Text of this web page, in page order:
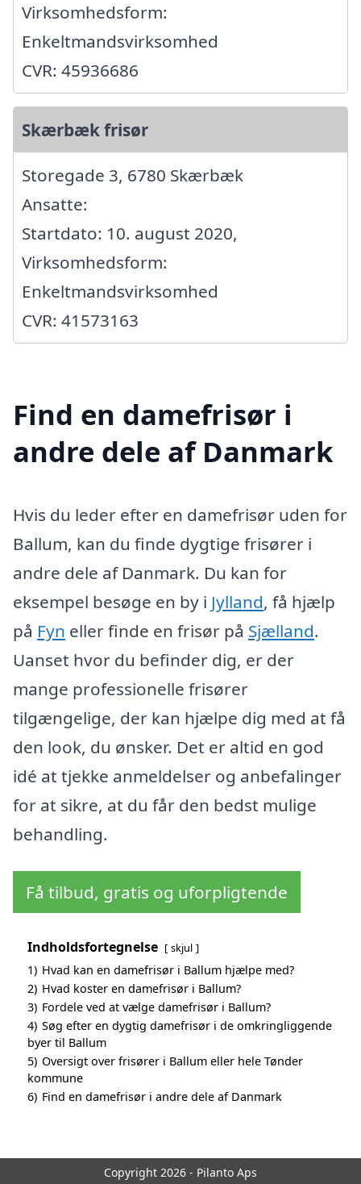
Virksomhedsform:
Enkeltmandsvirksomhed
CVR: 45936686
Skærbæk frisør
Storegade 3, 6780 Skærbæk
Ansatte:
Startdato: 10. august 2020,
Virksomhedsform:
Enkeltmandsvirksomhed
CVR: 41573163
Find en damefrisør i
andre dele af Danmark
Hvis du leder efter en damefrisør uden for
Ballum, kan du finde dygtige frisører i
andre dele af Danmark. Du kan for
eksempel besøge en by i Jylland, få hjælp
på Fyn eller finde en frisør på Sjælland.
Uanset hvor du befinder dig, er der
mange professionelle frisører
tilgængelige, der kan hjælpe dig med at få
den look, du ønsker. Det er altid en god
idé at tjekke anmeldelser og anbefalinger
for at sikre, at du får den bedst mulige
behandling.
Få tilbud, gratis og uforpligtende
Indholdsfortegnelse skjul
1) Hvad kan en damefrisør i Ballum hjælpe med?
2) Hvad koster en damefrisør i Ballum?
3) Fordele ved at vælge damefrisør i Ballum?
4) Søg efter en dygtig damefrisør i de omkringliggende
byer til Ballum
5) Oversigt over frisører i Ballum eller hele Tønder
kommune
6) Find en damefrisør i andre dele af Danmark
Copyright 2026 - Pilanto Aps